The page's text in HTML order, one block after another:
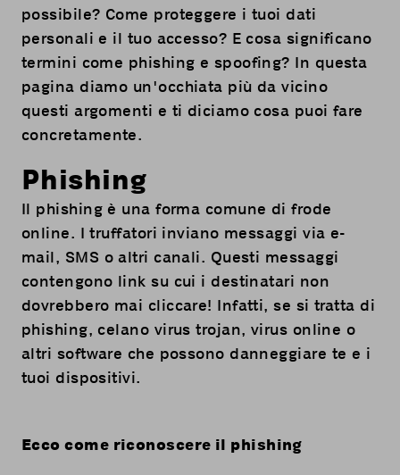
possibile? Come proteggere i tuoi dati
personali e il tuo accesso? E cosa significano
termini come phishing e spoofing? In questa
pagina diamo un'occhiata più da vicino
questi argomenti e ti diciamo cosa puoi fare
concretamente.
Phishing
Il phishing è una forma comune di frode
online. I truffatori inviano messaggi via e-
mail, SMS o altri canali. Questi messaggi
contengono link su cui i destinatari non
dovrebbero mai cliccare! Infatti, se si tratta di
phishing, celano virus trojan, virus online o
altri software che possono danneggiare te e i
tuoi dispositivi.
Ecco come riconoscere il phishing